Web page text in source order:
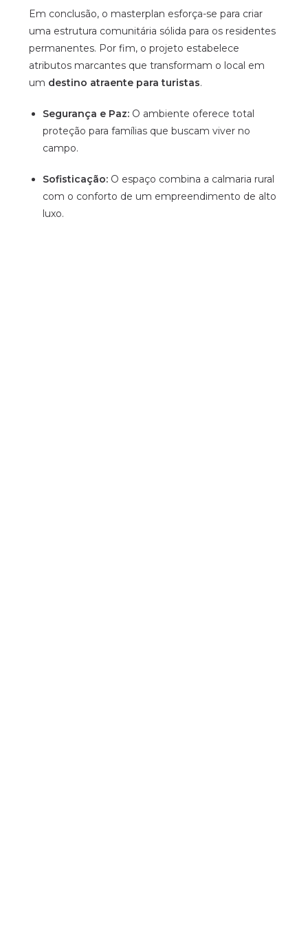
Em conclusão, o masterplan esforça-se para criar
uma estrutura comunitária sólida para os residentes
permanentes. Por fim, o projeto estabelece
atributos marcantes que transformam o local em
um destino atraente para turistas.
Segurança e Paz: O ambiente oferece total
proteção para famílias que buscam viver no
campo.
Sofisticação: O espaço combina a calmaria rural
com o conforto de um empreendimento de alto
luxo.